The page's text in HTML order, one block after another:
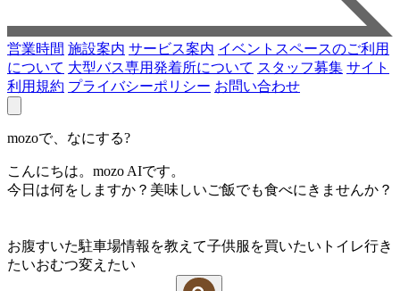
営業時間 施設案内 サービス案内 イベントスペースのご利用
について 大型バス専用発着所について スタッフ募集 サイト
利用規約 プライバシーポリシー お問い合わせ
mozoで、なにする?
こんにちは。mozo AIです。
今日は何をしますか？美味しいご飯でも食べにきませんか？
お腹すいた駐車場情報を教えて子供服を買いたい トイレ行き
たいおむつ変えたい